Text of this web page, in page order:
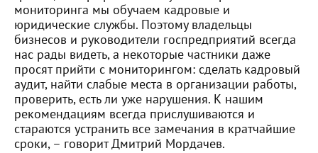
мониторинга мы обучаем кадровые и
юридические службы. Поэтому владельцы
бизнесов и руководители госпредприятий всегда
нас рады видеть, а некоторые частники даже
просят прийти с мониторингом: сделать кадровый
аудит, найти слабые места в организации работы,
проверить, есть ли уже нарушения. К нашим
рекомендациям всегда прислушиваются и
стараются устранить все замечания в кратчайшие
сроки, – говорит Дмитрий Мордачев.